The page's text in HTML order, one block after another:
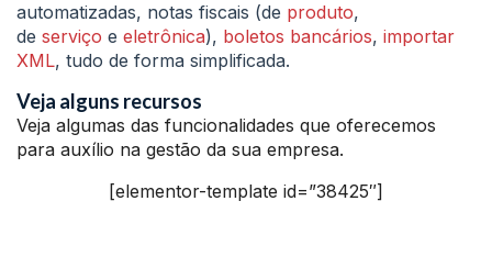
automatizadas, notas fiscais (de produto,
de serviço e eletrônica), boletos bancários, importar
XML, tudo de forma simplificada.
Veja alguns recursos
Veja algumas das funcionalidades que oferecemos
para auxílio na gestão da sua empresa.
[elementor-template id=”38425″]